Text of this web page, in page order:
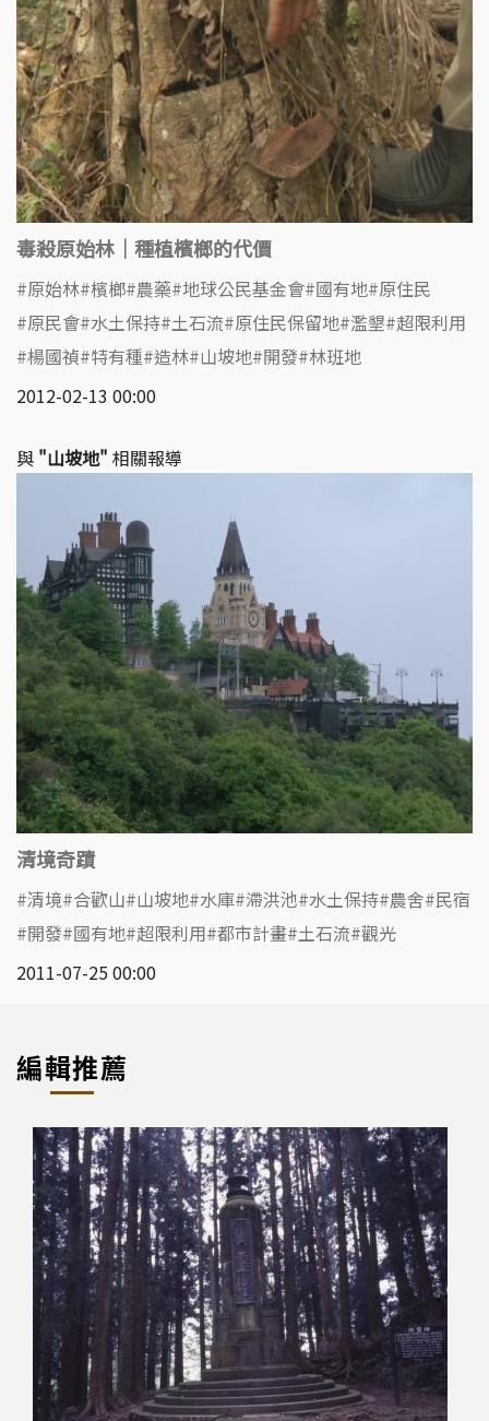
毒殺原始林｜種植檳榔的代價
原始林 檳榔 農藥 地球公民基金會 國有地 原住民
原民會 水土保持 土石流 原住民保留地 濫墾 超限利用
楊國禎 特有種 造林 山坡地 開發 林班地
2012-02-13 00:00
與 "山坡地" 相關報導
清境奇蹟
清境 合歡山 山坡地 水庫 滯洪池 水土保持 農舍 民宿
開發 國有地 超限利用 都市計畫 土石流 觀光
2011-07-25 00:00
編輯推薦